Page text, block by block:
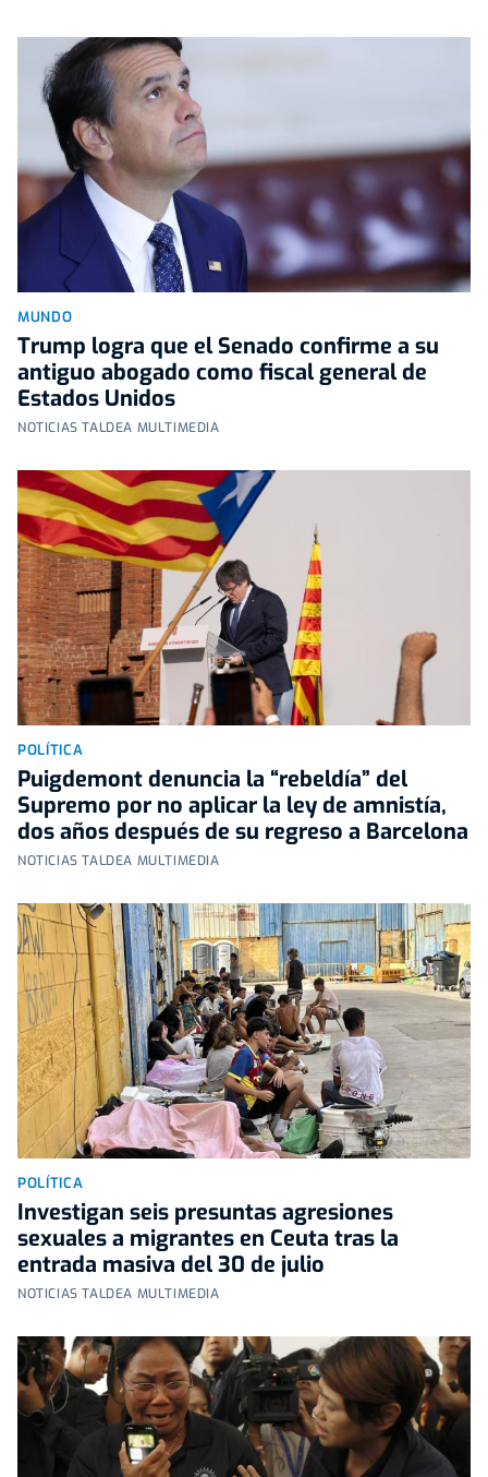
MUNDO
Trump logra que el Senado confirme a su
antiguo abogado como fiscal general de
Estados Unidos
NOTICIAS TALDEA MULTIMEDIA
POLÍTICA
Puigdemont denuncia la “rebeldía” del
Supremo por no aplicar la ley de amnistía,
dos años después de su regreso a Barcelona
NOTICIAS TALDEA MULTIMEDIA
POLÍTICA
Investigan seis presuntas agresiones
sexuales a migrantes en Ceuta tras la
entrada masiva del 30 de julio
NOTICIAS TALDEA MULTIMEDIA